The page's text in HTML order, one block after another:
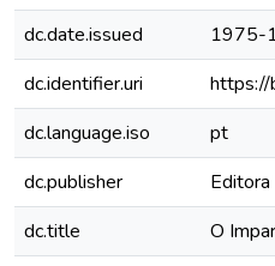
dc.date.issued
1975-
dc.identifier.uri
https://
dc.language.iso
pt
dc.publisher
dc.title
O